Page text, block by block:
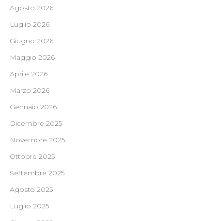
Agosto 2026
Luglio 2026
Giugno 2026
Maggio 2026
Aprile 2026
Marzo 2026
Gennaio 2026
Dicembre 2025
Novembre 2025
Ottobre 2025
Settembre 2025
Agosto 2025
Luglio 2025